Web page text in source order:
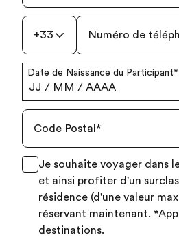
+33 Numéro de
Date de Naissance du Participant*
JJ / MM / AAAA
Code Postal *
Je souhaite voyager dans
et ainsi profiter d'un
résidence (d'une valeur
réservant maintenant.
destinations.